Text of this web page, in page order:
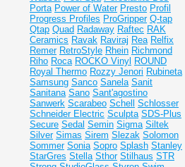
Porta Power of Water Presto Profil
Progress Profiles ProGripper Q-tap
Qtap Quad Radaway Raftec RAK
Ceramics Ravak Raviraj Rea Relfix
Remer RetroStyle Rhein Richmond
Riho Roca ROCKO Vinyl ROUND
Royal Thermo Rozzy Jenori Rubineta
Samsung Sanco Sanela Sanit
Sanitana Sano Sant'agostino
Sanwerk Scarabeo Schell
Schlosser
Schneider Electric Sculpta SDS-Plus
Secure Sedal Semin Sigma Siltek
Silver Simas Sirem Slezak Solomon
Sommer Sonia Sopro Splash Stanley
StarGres Stella Sthor Stilhaus STR